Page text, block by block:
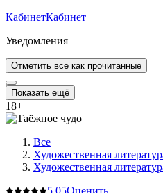
КабинетКабинет
Уведомления
Отметить все как прочитанные
Показать ещё
18+
Все
Художественная
Художественная
5.05Оценить